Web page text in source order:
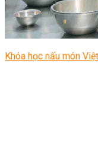
Khóa học nấu món